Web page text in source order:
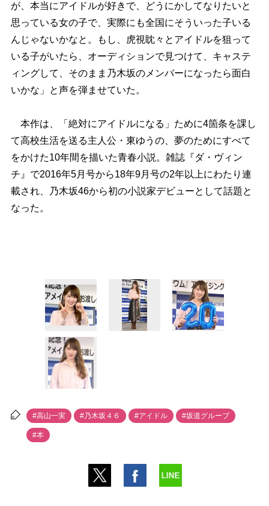
が、本当にアイドルが好きで、どうにかしてなりたいと
思っている女の子で、実際にも全国にそういった子いる
んじゃないかなと。もし、虎視眈々とアイドルを狙って
いる子がいたら、オーディションで見つけて、キャステ
ィングして、そのまま乃木坂のメンバーになったら面白
いかな」と声を弾ませていた。
本作は、「絶対にアイドルになる」ために4箇条を課し
て高校生活を送る主人公・東ゆうの、夢のためにすべて
をかけた10年間を描いた青春小説。雑誌『ダ・ヴィン
チ』で2016年5月号から18年9月号の2年以上にわたり連
載され、乃木坂46から初の小説家デビューとして話題と
なった。
#高山一実 #乃木坂４６ #アイドル #坂道グループ
#本